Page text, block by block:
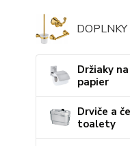
Držiaky
papier
Drviče a
toalety